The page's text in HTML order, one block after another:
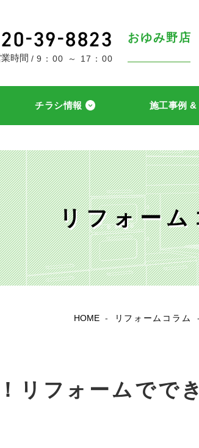
時間 9：00 ～ 17：00
おゆみ野店
チラシ情報 施工事例
リフォー
HOME - リフォームコラム -
リフォームでで